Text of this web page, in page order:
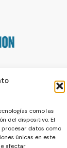
como las
del dispositivo. El
datos como
únicas en este
afectar